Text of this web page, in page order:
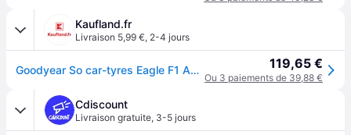
Kaufland.fr
Livraison 5,99 €, 2-4 jours
Goodyear So car-tyres Eagle F1 Asymmetric 6 ( 245/40 R18 93Y EVR, avec protège-jante (MFS) ) 119,65 €
Ou 3 paiements de 39,88 €
Cdiscount
Livraison gratuite, 3-5 jours